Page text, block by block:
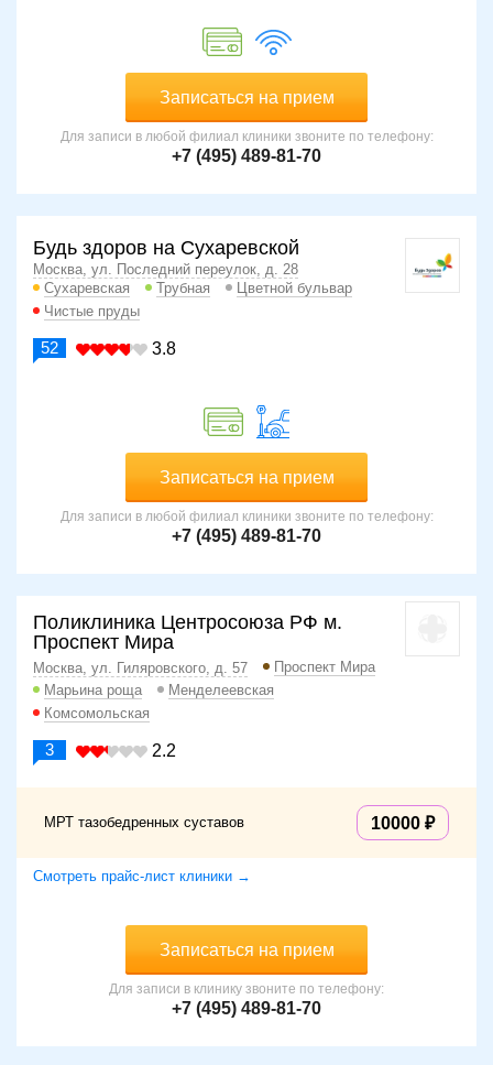
Записаться на прием
Для записи в любой филиал клиники звоните по телефону:
+7 (495) 489-81-70
Будь здоров на Сухаревской
Москва, ул. Последний переулок, д. 28
Сухаревская
Трубная
Цветной бульвар
Чистые пруды
52 3.8
Записаться на прием
Для записи в любой филиал клиники звоните по телефону:
+7 (495) 489-81-70
Поликлиника Центросоюза РФ м.
Проспект Мира
Москва, ул. Гиляровского, д. 57
Проспект Мира
Марьина роща
Менделеевская
Комсомольская
3 2.2
МРТ тазобедренных суставов 10000
Смотреть прайс-лист клиники →
Записаться на прием
Для записи в клинику звоните по телефону:
+7 (495) 489-81-70